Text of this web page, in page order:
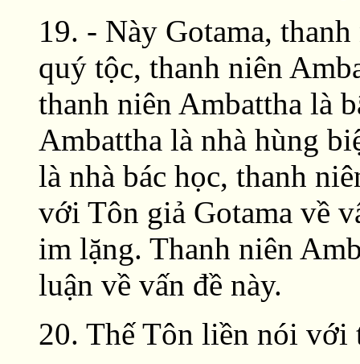
19. - Này Gotama,
quý tộc, thanh niên
thanh niên Ambattha là
Ambattha là nhà hùng
là nhà bác học, thanh
với Tôn giả Gotama về
im lặng. Thanh niên
luận về vấn đề này.
20. Thế Tôn liền nói với